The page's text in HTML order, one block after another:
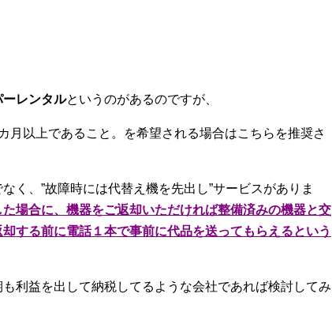
ーレンタルというのがあるのですが、
月以上であること。を希望される場合はこちらを推奨さ
く、”故障時には代替え機を先出し”サービスがありま
場合に、機器をご返却いただければ整備済みの機器と交
する前に電話１本で事前に代品を送ってもらえるという
利益を出して納税してるような会社であれば検討してみ